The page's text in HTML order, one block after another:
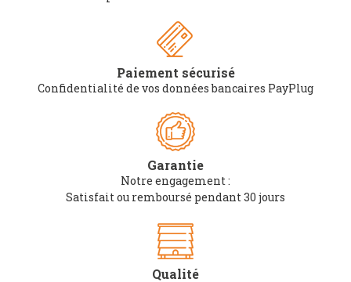
Paiement sécurisé
Confidentialité de vos données bancaires PayPlug
Garantie
Notre engagement :
Satisfait ou remboursé pendant 30 jours
Qualité